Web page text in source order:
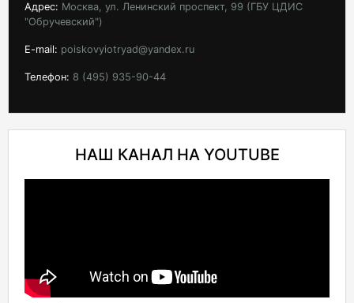
Адрес: Москва, ул. Ленинский проспект, 99 (ГБУ ЦДИС
"Обручевский")
E-mail: poiskovyiotryad@yandex.ru
Телефон: 8 (495) 935-90-44
НАШ КАНАЛ НА YOUTUBE